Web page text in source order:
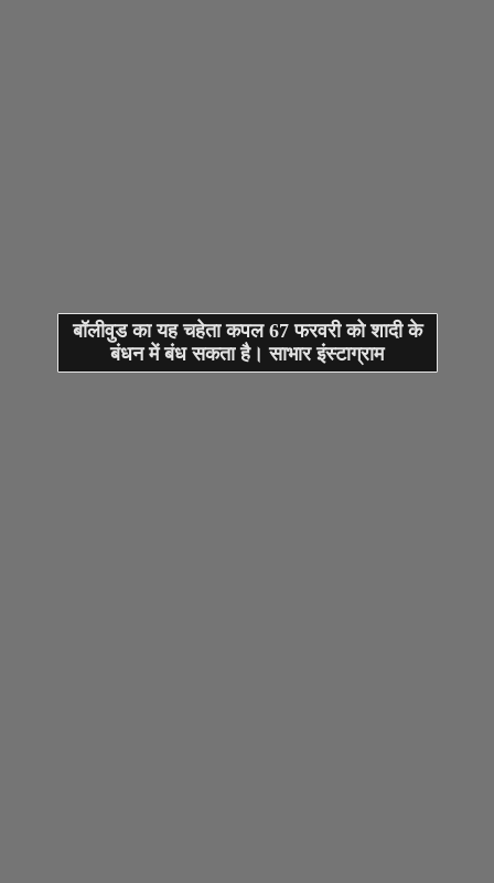
बॉलीवुड का यह चहेता कपल 67 फरवरी को शादी के
बंधन में बंध सकता है। साभार इंस्टाग्राम